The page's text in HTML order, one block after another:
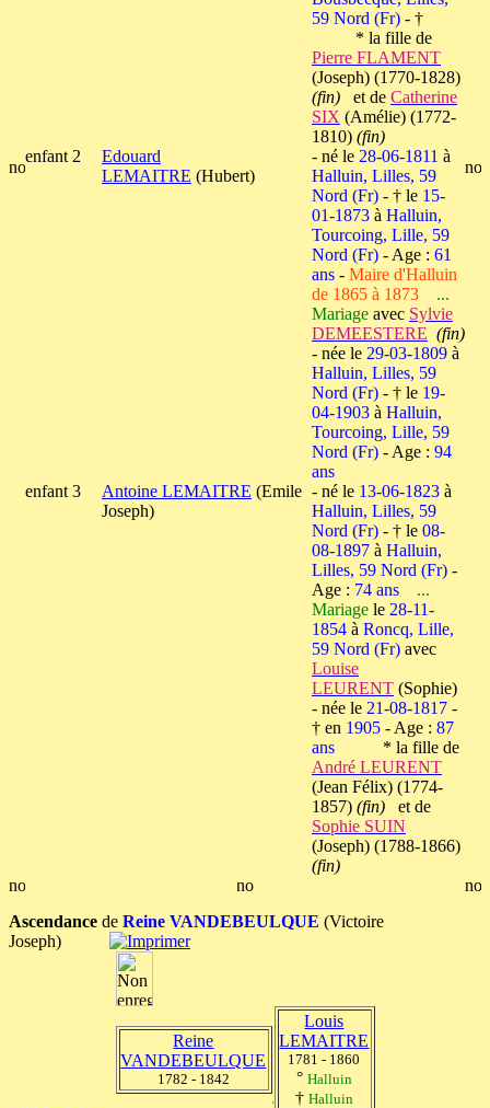
59 Nord (Fr) - †
* la fille de
Pierre FLAMENT
(Joseph) (1770-1828)
(fin)
et de Catherine
SIX (Amélie) (1772-
1810) (fin)
enfant 2
Edouard
LEMAITRE (Hubert)
- né le 28-06-1811 à
Halluin, Lilles, 59
Nord (Fr) - † le 15-
01-1873 à Halluin,
Tourcoing, Lille, 59
Nord (Fr) - Age : 61
ans - Maire d'Halluin
de 1865 à 1873
...
Mariage avec Sylvie
DEMEESTERE (fin)
- née le 29-03-1809 à
Halluin, Lilles, 59
Nord (Fr) - † le 19-
04-1903 à Halluin,
Tourcoing, Lille, 59
Nord (Fr) - Age : 94
ans
enfant 3
Antoine LEMAITRE (Emile
Joseph)
- né le 13-06-1823 à
Halluin, Lilles, 59
Nord (Fr) - † le 08-
08-1897 à Halluin,
Lilles, 59 Nord (Fr) -
Age : 74 ans
...
Mariage le 28-11-
1854 à Roncq, Lille,
59 Nord (Fr) avec
Louise
LEURENT (Sophie)
- née le 21-08-1817 -
† en 1905 - Age : 87
ans
* la fille de
André LEURENT
(Jean Félix) (1774-
1857) (fin)
et de
Sophie SUIN
(Joseph) (1788-1866)
(fin)
Ascendance de Reine VANDEBEULQUE (Victoire
Joseph)
Reine
VANDEBEULQUE
1782 - 1842
Louis
LEMAITRE
1781 - 1860
° Halluin
† Halluin